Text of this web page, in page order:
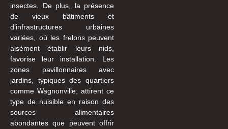
insectes. De plus, la présence
de vieux bâtiments et
d’infrastructures urbaines
variées, où les frelons peuvent
aisément établir leurs nids,
favorise leur installation. Les
zones pavillonnaires avec
jardins, typiques des quartiers
comme Wagnonville, attirent ce
type de nuisible en raison des
sources alimentaires
abondantes que peuvent offrir